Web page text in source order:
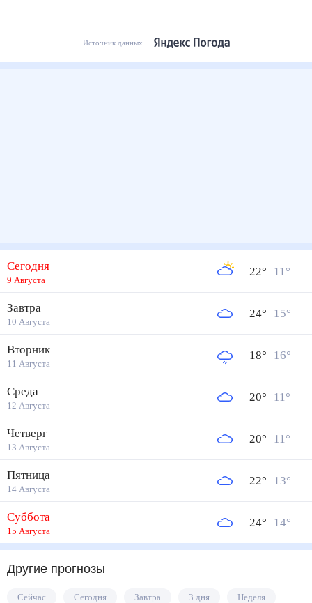
Источник данных
Сегодня
9 Августа
22° 11°
Завтра
10 Августа
24° 15°
Вторник
11 Августа
18° 16°
Среда
12 Августа
20° 11°
Четверг
13 Августа
20° 11°
Пятница
14 Августа
22° 13°
Суббота
15 Августа
24° 14°
Другие прогнозы
Сейчас Сегодня Завтра 3 дня Неделя